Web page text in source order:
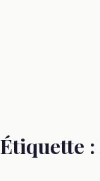
Étiquette :